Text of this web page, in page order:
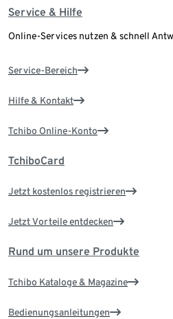
Service & Hilfe
Online-Services nutzen & schnell
Service-Bereich
Hilfe & Kontakt
Tchibo Online-Konto
TchiboCard
Jetzt kostenlos registrieren
Jetzt Vorteile entdecken
Rund um unsere Produkte
Tchibo Kataloge & Magazine
Bedienungsanleitungen